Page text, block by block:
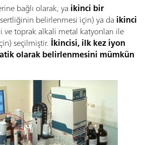
bağlı olarak, ya ikinci bir
belirlenmesi için) ya da ikinci
ve toprak alkali metal katyonları ile
seçilmiştir. İkincisi, ilk kez iyon
olarak belirlenmesini mümkün